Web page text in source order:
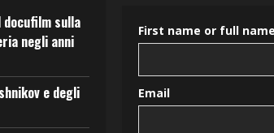
docufilm sulla
negli anni
e degli
First name or full name
Email